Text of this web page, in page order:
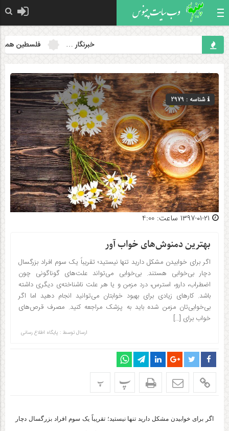
خبرنگار … فلسطین
صفحه اصلی» گروه »علمی
شناسه : 2979
بهترین دمنوش‌های خواب آور
اگر برای خوابیدن مشکل دارید تنها نیستید؛ تقریباً یک سوم افراد بزرگسال
دچار بی‌خوابی هستند. بی‌خوابی می‌تواند علت‌های گوناگونی چون
اضطراب، دارو، استرس، درد مزمن و یا هر علت ناشناخته‌ی دیگری داشته
باشد. کارهای زیادی برای بهبود خوابتان می‌توانید انجام دهید اما اگر
بی‌خوابی‌تان مزمن شده باید به پزشک مراجعه کنید. مصرف قرص‌های
خواب برای […]
ارسال توسط : پایگاه اطلاع رسانی
پ پ
اگر برای خوابیدن مشکل دارید تنها نیستید؛ تقریباً یک سوم افراد بزرگسال دچار